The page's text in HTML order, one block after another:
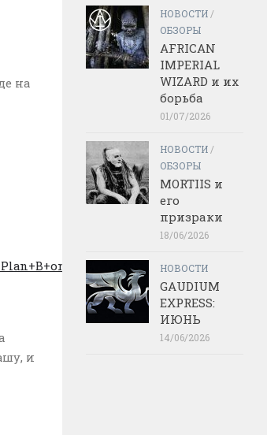
на
и
НОВОСТИ /
ОБЗОРЫ
AFRICAN
IMPERIAL
WIZARD и их
борьба
01/07/2026
НОВОСТИ /
ОБЗОРЫ
MORTIIS и
его
призраки
18/06/2026
НОВОСТИ
GAUDIUM
EXPRESS:
ИЮНЬ
14/06/2026